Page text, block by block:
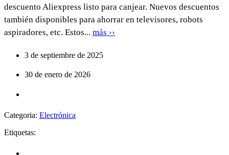
descuento Aliexpress listo para canjear. Nuevos descuentos
también disponibles para ahorrar en televisores, robots
aspiradores, etc. Estos... más ››
3 de septiembre de 2025
30 de enero de 2026
Categoria: Electrónica
Etiquetas: